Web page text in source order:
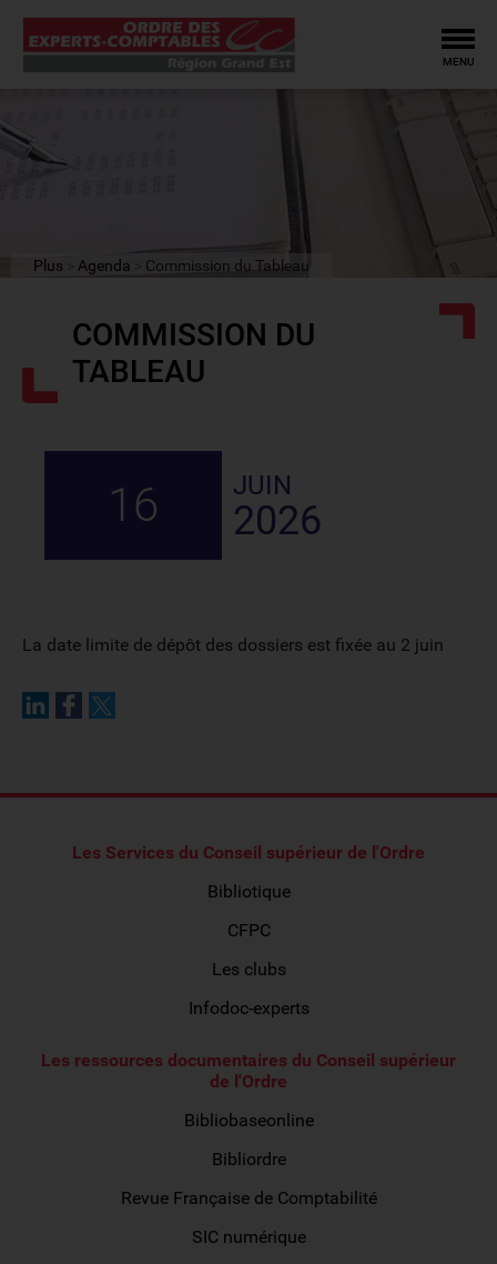
MENU
Plus Agenda Commission du Tableau
16 JUIN
2026
COMMISSION DU
TABLEAU
La date limite de dépôt des dossiers est fixée au 2 juin
Les Services du Conseil supérieur de l'Ordre
Bibliotique
CFPC
Les clubs
Infodoc-experts
Les ressources documentaires du Conseil supérieur
de l'Ordre
Bibliobaseonline
Bibliordre
Revue Française de Comptabilité
SIC numérique